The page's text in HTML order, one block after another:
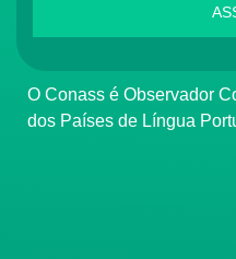
O Conass é Observador Consultivo da Comunidade
dos Países de Língua